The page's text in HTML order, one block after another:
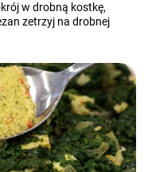
w drobną kostkę,
zetrzyj na drobnej